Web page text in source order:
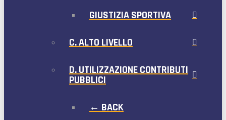
GIUSTIZIA SPORTIVA
C. ALTO LIVELLO
D. UTILIZZAZIONE CONTRIBUTI
PUBBLICI
← BACK